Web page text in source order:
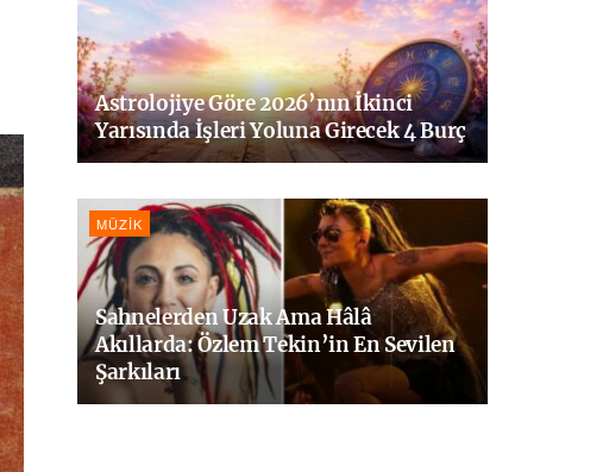
Astrolojiye Göre 2026’nın İkinci
Yarısında İşleri Yoluna Girecek 4 Burç
MÜZIK
Sahnelerden Uzak Ama Hâlâ
Akıllarda: Özlem Tekin’in En Sevilen
Şarkıları